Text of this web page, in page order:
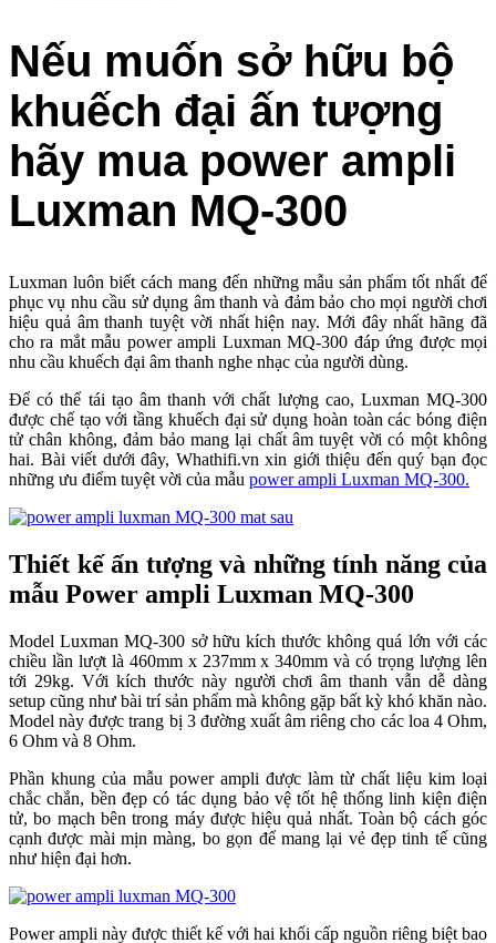
Nếu muốn sở hữu bộ
khuếch đại ấn tượng
hãy mua power ampli
Luxman MQ-300
Luxman luôn biết cách mang đến những mẫu sản phẩm tốt nhất để
phục vụ nhu cầu sử dụng âm thanh và đảm bảo cho mọi người chơi
hiệu quả âm thanh tuyệt vời nhất hiện nay. Mới đây nhất hãng đã
cho ra mắt mẫu power ampli Luxman MQ-300 đáp ứng được mọi
nhu cầu khuếch đại âm thanh nghe nhạc của người dùng.
Để có thể tái tạo âm thanh với chất lượng cao, Luxman MQ-300
được chế tạo với tầng khuếch đại sử dụng hoàn toàn các bóng điện
tử chân không, đảm bảo mang lại chất âm tuyệt vời có một không
hai. Bài viết dưới đây, Whathifi.vn xin giới thiệu đến quý bạn đọc
những ưu điểm tuyệt vời của mẫu power ampli Luxman MQ-300.
Thiết kế ấn tượng và những tính năng của
mẫu Power ampli Luxman MQ-300
Model Luxman MQ-300 sở hữu kích thước không quá lớn với các
chiều lần lượt là 460mm x 237mm x 340mm và có trọng lượng lên
tới 29kg. Với kích thước này người chơi âm thanh vẫn dễ dàng
setup cũng như bài trí sản phẩm mà không gặp bất kỳ khó khăn nào.
Model này được trang bị 3 đường xuất âm riêng cho các loa 4 Ohm,
6 Ohm và 8 Ohm.
Phần khung của mẫu power ampli được làm từ chất liệu kim loại
chắc chắn, bền đẹp có tác dụng bảo vệ tốt hệ thống linh kiện điện
tử, bo mạch bên trong máy được hiệu quả nhất. Toàn bộ cách góc
cạnh được mài mịn màng, bo gọn để mang lại vẻ đẹp tinh tế cũng
như hiện đại hơn.
Power ampli này được thiết kế với hai khối cấp nguồn riêng biệt bao